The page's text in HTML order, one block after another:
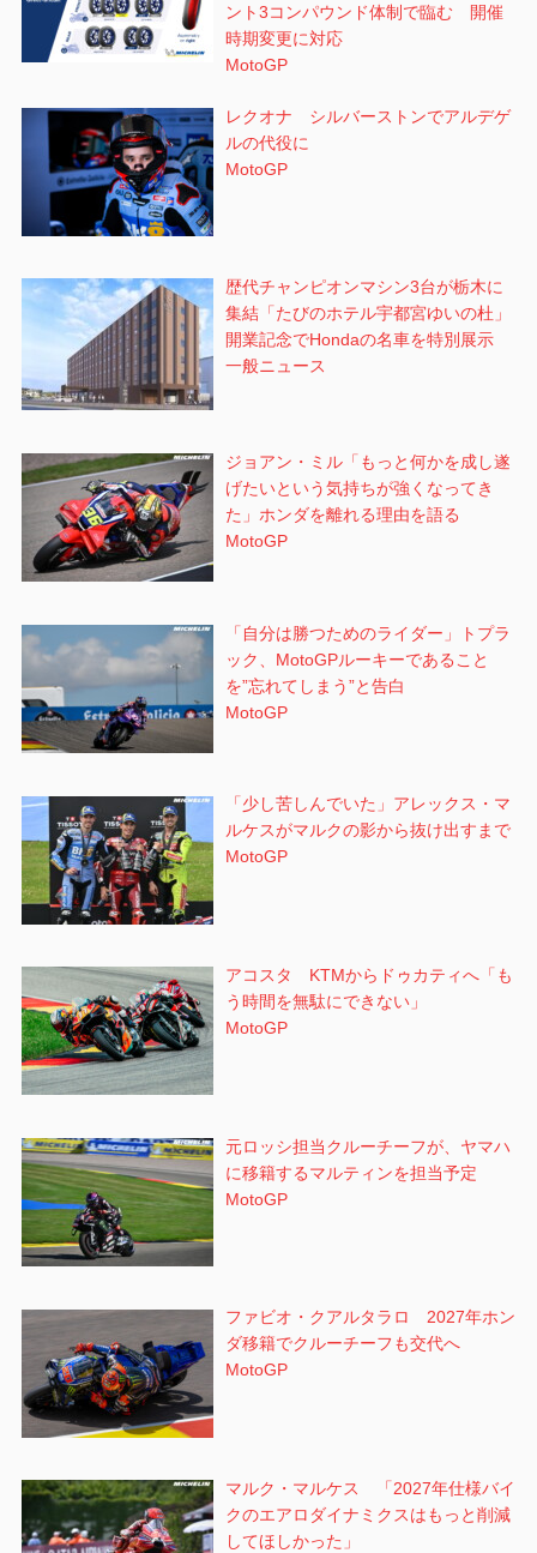
ント3コンパウンド体制で臨む 開催
時期変更に対応
MotoGP
レクオナ シルバーストンでアルデゲ
ルの代役に
MotoGP
歴代チャンピオンマシン3台が栃木に
集結「たびのホテル宇都宮ゆいの杜」
開業記念でHondaの名車を特別展示
一般ニュース
ジョアン・ミル「もっと何かを成し遂
げたいという気持ちが強くなってき
た」ホンダを離れる理由を語る
MotoGP
「自分は勝つためのライダー」トプラ
ック、MotoGPルーキーであること
を”忘れてしまう”と告白
MotoGP
「少し苦しんでいた」アレックス・マ
ルケスがマルクの影から抜け出すまで
MotoGP
アコスタ KTMからドゥカティへ「も
う時間を無駄にできない」
MotoGP
元ロッシ担当クルーチーフが、ヤマハ
に移籍するマルティンを担当予定
MotoGP
ファビオ・クアルタラロ 2027年ホン
ダ移籍でクルーチーフも交代へ
MotoGP
マルク・マルケス 「2027年仕様バイ
クのエアロダイナミクスはもっと削減
してほしかった」